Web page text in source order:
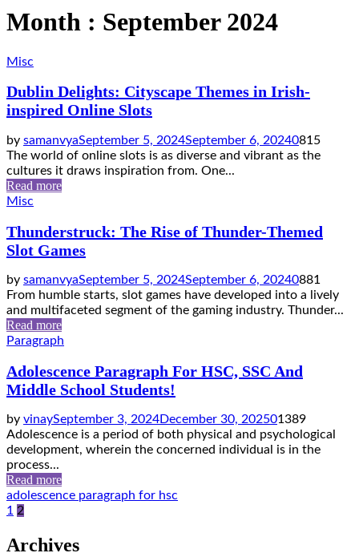
Month : September 2024
Misc
Dublin Delights: Cityscape Themes in Irish-
inspired Online Slots
by samanvyaSeptember 5, 2024September 6, 20240815
The world of online slots is as diverse and vibrant as the
cultures it draws inspiration from. One...
Read more
Misc
Thunderstruck: The Rise of Thunder-Themed
Slot Games
by samanvyaSeptember 5, 2024September 6, 20240881
From humble starts, slot games have developed into a lively
and multifaceted segment of the gaming industry. Thunder...
Read more
Paragraph
Adolescence Paragraph For HSC, SSC And
Middle School Students!
by vinaySeptember 3, 2024December 30, 202501389
Adolescence is a period of both physical and psychological
development, wherein the concerned individual is in the
process...
Read more
adolescence paragraph for hsc
Posts
pagination
1 2
Archives